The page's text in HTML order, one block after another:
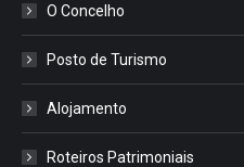
O Concelho
Posto de Turismo
Alojamento
Roteiros Patrimoniais